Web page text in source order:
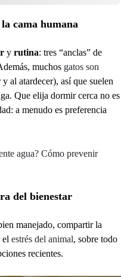
cama humana
y rutina: tres “anclas” de
muchos gatos son
al atardecer), así que suelen
Que elija dormir cerca no es
a menudo es preferencia
agua? Cómo prevenir
del bienestar
manejado, compartir la
el estrés del animal, sobre todo
recientes.